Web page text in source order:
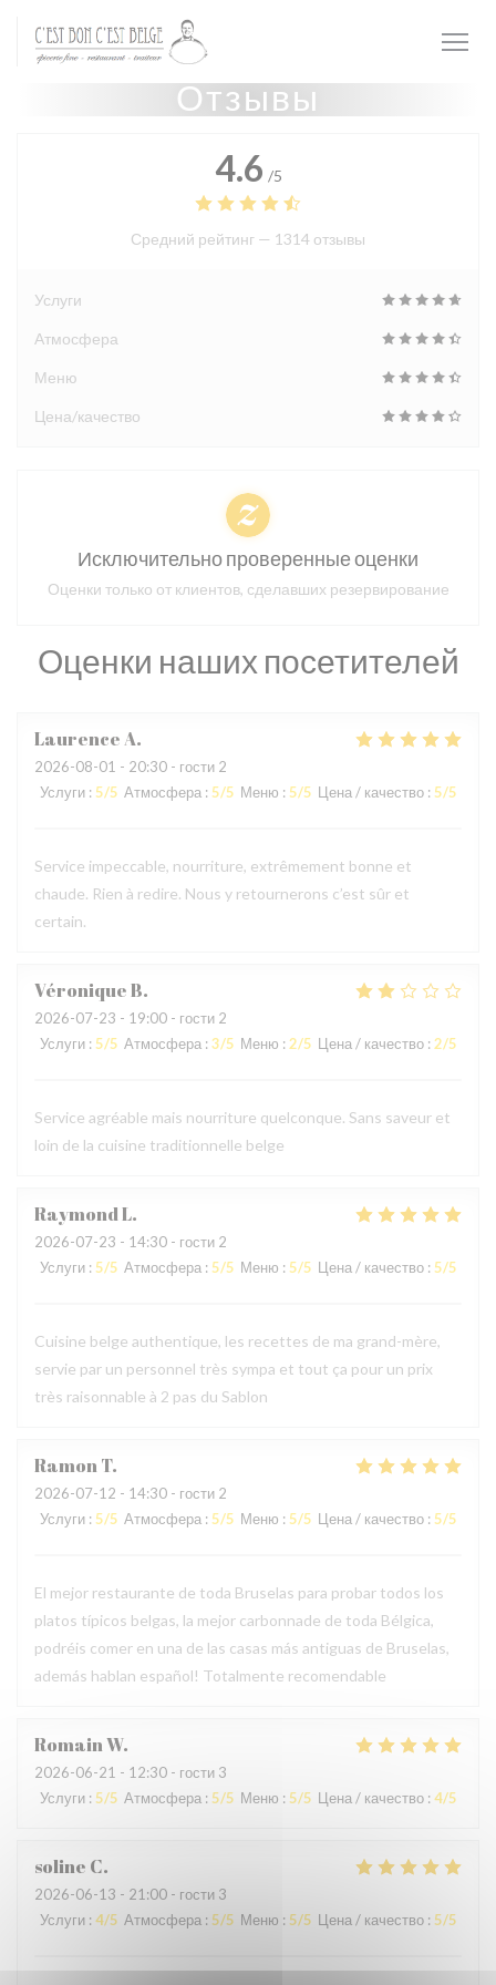
Панель управления cookies
Отзывы
Оценки наших посетителей
LaurenceA
2026-08-01 - 20:30 - гости 2
Услуги : 5/5 Атмосфера : 5/5 Меню : 5/5 Цена / качество : 5/5
Service impeccable, nourriture, extrêmement bonne et
chaude. Rien à redire. Nous y retournerons c’est sûr et
certain.
VéroniqueB
2026-07-23 - 19:00 - гости 2
Услуги : 5/5 Атмосфера : 3/5 Меню : 2/5 Цена / качество : 2/5
Service agréable mais nourriture quelconque. Sans saveur et
loin de la cuisine traditionnelle belge
RaymondL
2026-07-23 - 14:30 - гости 2
Услуги : 5/5 Атмосфера : 5/5 Меню : 5/5 Цена / качество : 5/5
Cuisine belge authentique, les recettes de ma grand-mère,
servie par un personnel très sympa et tout ça pour un prix
très raisonnable à 2 pas du Sablon
RamonT
2026-07-12 - 14:30 - гости 2
Услуги : 5/5 Атмосфера : 5/5 Меню : 5/5 Цена / качество : 5/5
El mejor restaurante de toda Bruselas para probar todos los
platos típicos belgas, la mejor carbonnade de toda Bélgica,
podréis comer en una de las casas más antiguas de Bruselas,
además hablan español! Totalmente recomendable
RomainW
2026-06-21 - 12:30 - гости 3
Услуги : 5/5 Атмосфера : 5/5 Меню : 5/5 Цена / качество :4/5
soline C
2026-06-13 - 21:00 - гости 3
Услуги : 4/5 Атмосфера : 5/5 Меню : 5/5 Цена / качество : 5/5
4.6 /5
Средний рейтинг — 1314 отзывы
Услуги
Атмосфера
Меню
Цена/качество
Исключительно проверенные оценки
Оценки только от клиентов, сделавших резервирование